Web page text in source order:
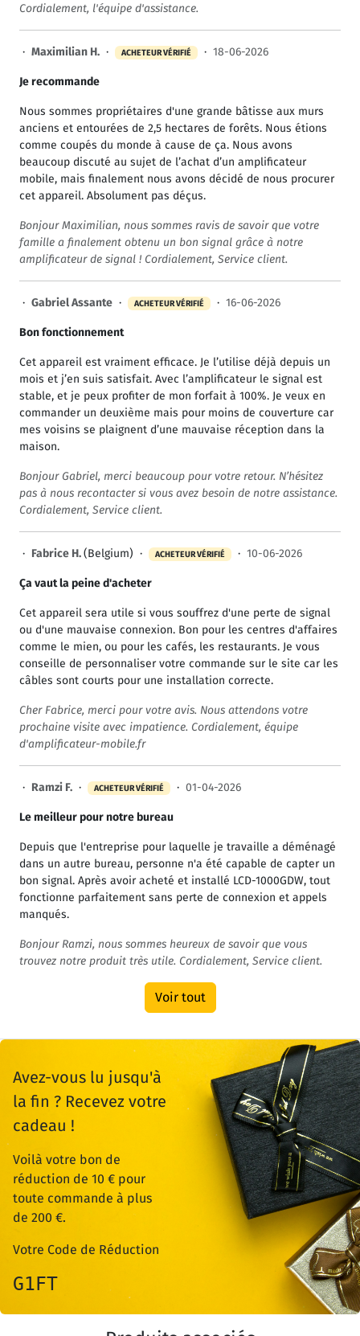
Cordialement, l'équipe d'assistance.
· Maximilian H. · ACHETEUR VÉRIFIÉ · 18-06-2026
Je recommande
Nous sommes propriétaires d'une grande bâtisse aux murs
anciens et entourées de 2,5 hectares de forêts. Nous étions
comme coupés du monde à cause de ça. Nous avons
beaucoup discuté au sujet de l’achat d’un amplificateur
mobile, mais finalement nous avons décidé de nous procurer
cet appareil. Absolument pas déçus.
Bonjour Maximilian, nous sommes ravis de savoir que votre
famille a finalement obtenu un bon signal grâce à notre
amplificateur de signal ! Cordialement, Service client.
· Gabriel Assante · ACHETEUR VÉRIFIÉ · 16-06-2026
Bon fonctionnement
Cet appareil est vraiment efficace. Je l’utilise déjà depuis un
mois et j’en suis satisfait. Avec l’amplificateur le signal est
stable, et je peux profiter de mon forfait à 100%. Je veux en
commander un deuxième mais pour moins de couverture car
mes voisins se plaignent d’une mauvaise réception dans la
maison.
Bonjour Gabriel, merci beaucoup pour votre retour. N’hésitez
pas à nous recontacter si vous avez besoin de notre assistance.
Cordialement, Service client.
· Fabrice H.(Belgium) · ACHETEUR VÉRIFIÉ · 10-06-2026
Ça vaut la peine d'acheter
Cet appareil sera utile si vous souffrez d'une perte de signal
ou d'une mauvaise connexion. Bon pour les centres d'affaires
comme le mien, ou pour les cafés, les restaurants. Je vous
conseille de personnaliser votre commande sur le site car les
câbles sont courts pour une installation correcte.
Cher Fabrice, merci pour votre avis. Nous attendons votre
prochaine visite avec impatience. Cordialement, équipe
d'amplificateur-mobile.fr
· Ramzi F. · ACHETEUR VÉRIFIÉ · 01-04-2026
Le meilleur pour notre bureau
Depuis que l'entreprise pour laquelle je travaille a déménagé
dans un autre bureau, personne n'a été capable de capter un
bon signal. Après avoir acheté et installé LCD-1000GDW, tout
fonctionne parfaitement sans perte de connexion et appels
manqués.
Bonjour Ramzi, nous sommes heureux de savoir que vous
trouvez notre produit très utile. Cordialement, Service client.
Voir tout
Avez-vous lu jusqu'à
la fin ? Recevez votre
cadeau !
Voilà votre bon de
réduction de 10 € pour
toute commande à plus
de 200 €.
Votre Code de Réduction
G1FT